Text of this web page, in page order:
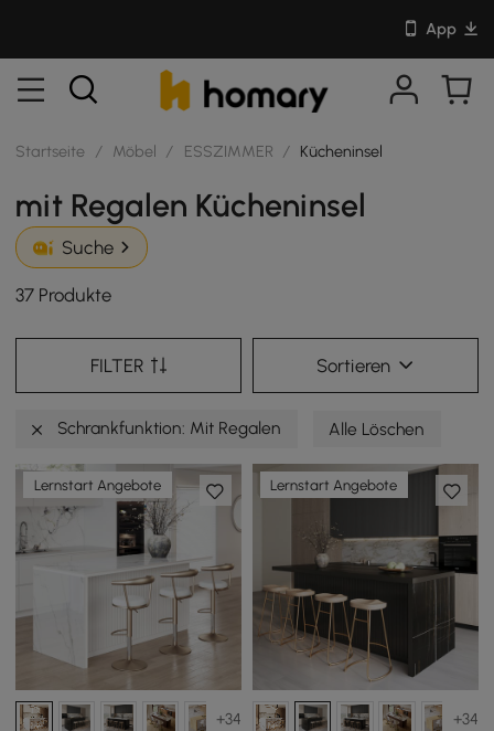
App
Startseite / Möbel / ESSZIMMER / Kücheninsel
mit Regalen Kücheninsel
Suche
37 Produkte
FILTER Sortieren
Schrankfunktion: Mit Regalen Alle Löschen
Lernstart Angebote
+34
Lernstart Angebote
+34